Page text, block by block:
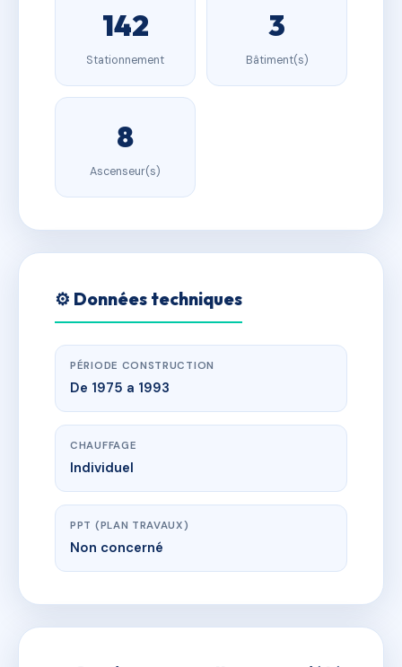
142
Stationnement
3
Bâtiment(s)
8
Ascenseur(s)
⚙️ Données techniques
PÉRIODE CONSTRUCTION
De 1975 a 1993
CHAUFFAGE
Individuel
PPT (PLAN TRAVAUX)
Non concerné